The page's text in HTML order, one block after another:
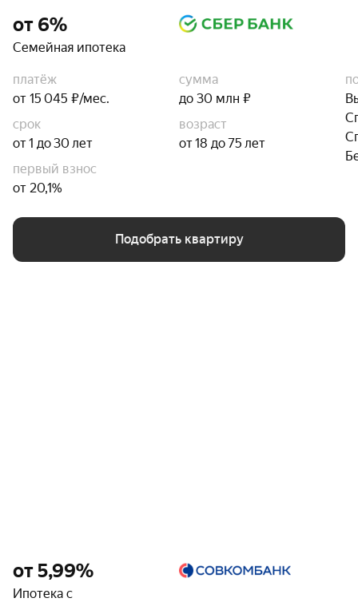
от 6%
Семейная ипотека
платёж
от 15 045 ₽/мес.
сумма
до 30 млн ₽
срок
от 1 до 30 лет
возраст
от 18 до 75 лет
первый взнос
от 20,1%
Подобрать квартиру
от 5,99%
Ипотека с